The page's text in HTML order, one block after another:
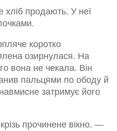
продають. У неї
коротко
озирнулася. На
вона не чекала. Він
пальцями по ободу й
затримує його
прочинене вікно. —